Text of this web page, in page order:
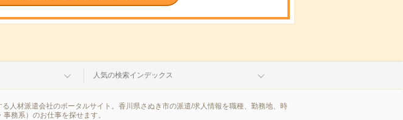
人気の検索インデックス
人材派遣会社のポータルサイト。香川県さぬき市の派遣/求人情報を職種、勤務地、時
務系）のお仕事を探せます。